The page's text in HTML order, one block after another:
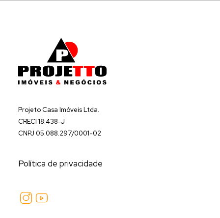
Projeto Casa Imóveis Ltda.
CRECI 18.438-J
CNPJ 05.088.297/0001-02
Política de privacidade